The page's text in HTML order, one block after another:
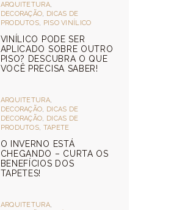
ARQUITETURA,
DECORAÇÃO, DICAS DE
PRODUTOS, PISO VINÍLICO
VINÍLICO PODE SER
APLICADO SOBRE OUTRO
PISO? DESCUBRA O QUE
VOCÊ PRECISA SABER!
ARQUITETURA,
DECORAÇÃO, DICAS DE
DECORAÇÃO, DICAS DE
PRODUTOS, TAPETE
O INVERNO ESTÁ
CHEGANDO – CURTA OS
BENEFÍCIOS DOS
TAPETES!
ARQUITETURA,